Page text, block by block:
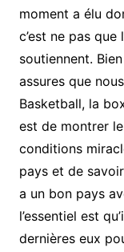
moment a élu
c’est ne pas
soutiennent.
assures que
Basketball, la
est de montrer
conditions
pays et de
a un bon pays
l’essentiel est
dernières eux